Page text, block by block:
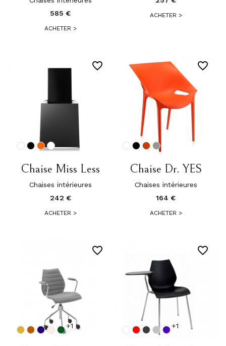
585 €
ACHETER >
ACHETER >
Chaise Miss Less
Chaises intérieures
242 €
ACHETER >
favorite_border
Chaise Dr. YES
Chaises intérieures
164 €
ACHETER >
favorite_border
+1
favorite_border
+1
favorite_border